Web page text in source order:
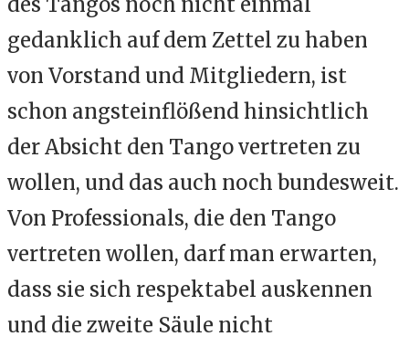
gedanklich auf dem Zettel zu haben
von Vorstand und Mitgliedern, ist
schon angsteinflößend hinsichtlich
der Absicht den Tango vertreten zu
wollen, und das auch noch bundesweit.
Von Professionals, die den Tango
vertreten wollen, darf man erwarten,
dass sie sich respektabel auskennen
und die zweite Säule nicht